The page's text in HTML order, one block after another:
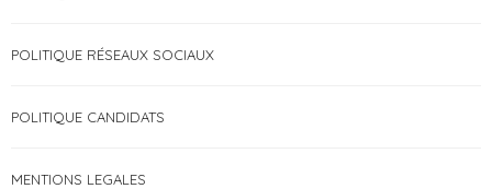
POLITIQUE RÉSEAUX SOCIAUX
POLITIQUE CANDIDATS
MENTIONS LEGALES